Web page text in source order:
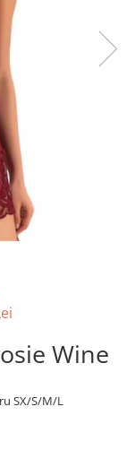
Wine
SX/S/M/L